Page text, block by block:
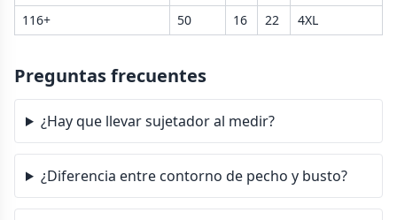
116+
50 16 22 4XL
Preguntas frecuentes
¿Hay que llevar sujetador al medir?
¿Diferencia entre contorno de pecho y busto?